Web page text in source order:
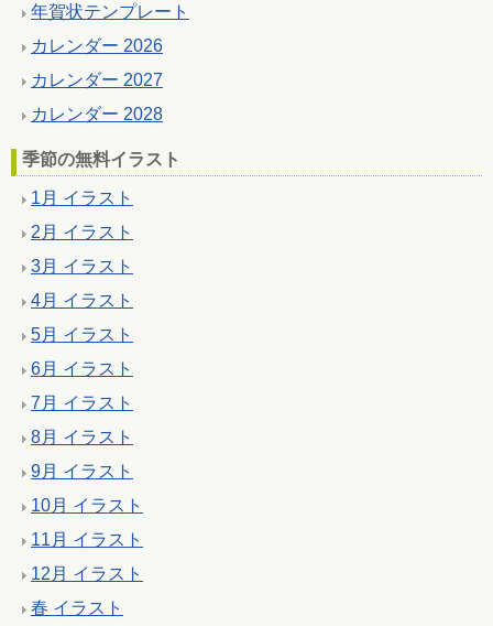
年賀状テンプレート
カレンダー 2026
カレンダー 2027
カレンダー 2028
季節の無料イラスト
1月 イラスト
2月 イラスト
3月 イラスト
4月 イラスト
5月 イラスト
6月 イラスト
7月 イラスト
8月 イラスト
9月 イラスト
10月 イラスト
11月 イラスト
12月 イラスト
春 イラスト